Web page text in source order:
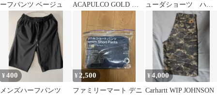
ーフパンツ ベージュ
ACAPULCO GOLD シ
ョートパンツ ブラック
ューダショーツ ハー
フパンツ sサイズ
¥400
メンズハーフパンツ
¥2,500
ファミリーマート デニ
¥4,000
Carhartt WIP JOHNSON